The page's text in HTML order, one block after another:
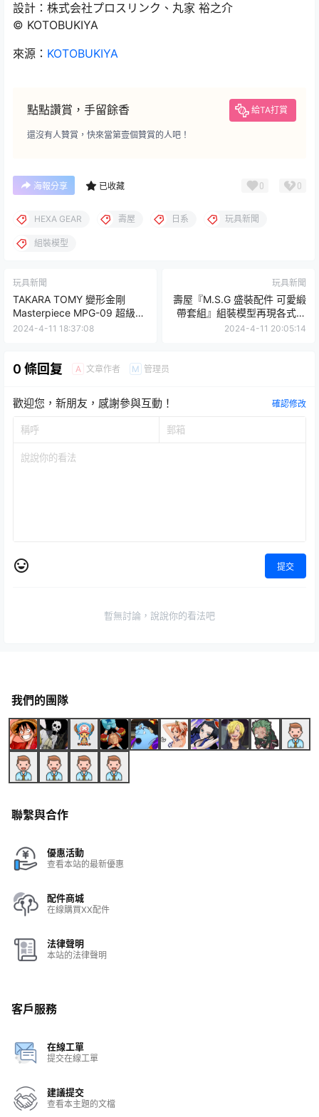
設計：株式会社プロスリンク、丸家 裕之介
© KOTOBUKIYA
來源： KOTOBUKIYA
點點讚賞，手留餘香 給TA打賞
還沒有人贊賞，快來當第壹個贊賞的人吧！
海報分享 已收藏 0 0
HEXA GEAR 壽屋 日系 玩具新聞
組裝模型
玩具新聞
TAKARA TOMY 變形金剛
Masterpiece MPG-09 超級迅
雷（スーパージンライ）體型
2024-4-11 18:37:08
玩具新聞
壽屋『M.S.G 盛裝配件 可愛緞
帶套組』組裝模型再現各式各
樣粉紅蝴蝶緞帶！
2024-4-11 20:05:14
0 條回复 A 文章作者 M 管理员
歡迎您，新朋友，感謝參與互動！ 確認修改
提交
暫無討論，說說你的看法吧
我們的團隊
聯繫與合作
優惠活動
查看本站的最新優惠
配件商城
在線購買XX配件
法律聲明
本站的法律聲明
客戶服務
在線工單
提交在線工單
建議提交
查看本主題的文檔